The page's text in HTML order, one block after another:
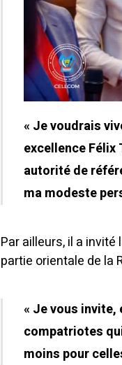
« Je voudrais
excellence Félix
autorité de
ma modeste
Par ailleurs, il a
partie orientale de la
« Je vous invite,
compatriotes
moins pour